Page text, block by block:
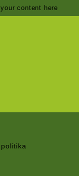
content here